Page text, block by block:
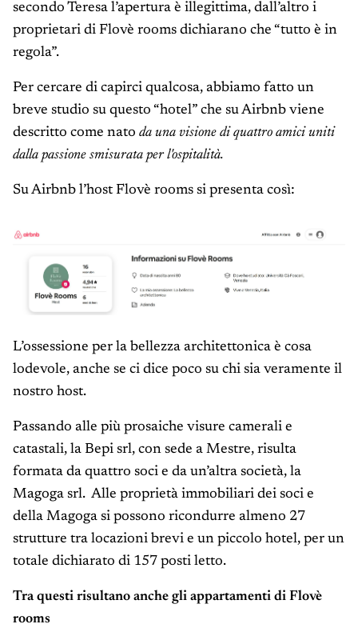
secondo Teresa l’apertura è illegittima, dall’altro i
proprietari di Flovè rooms dichiarano che “tutto è in
regola”.
Per cercare di capirci qualcosa, abbiamo fatto un
breve studio su questo “hotel” che su Airbnb viene
descritto come nato da una visione di quattro amici uniti
dalla passione smisurata per l'ospitalità.
Su Airbnb l’host Flovè rooms si presenta così:
L’ossessione per la bellezza architettonica è cosa
lodevole, anche se ci dice poco su chi sia veramente il
nostro host.
Passando alle più prosaiche visure camerali e
catastali, la Bepi srl, con sede a Mestre, risulta
formata da quattro soci e da un’altra società, la
Magoga srl. Alle proprietà immobiliari dei soci e
della Magoga si possono ricondurre almeno 27
strutture tra locazioni brevi e un piccolo hotel, per un
totale dichiarato di 157 posti letto.
Tra questi risultano anche gli appartamenti di Flovè
rooms